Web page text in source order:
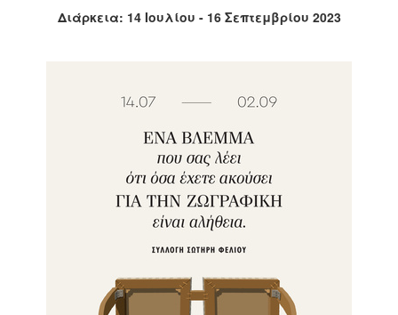
Διάρκεια: 14 Ιουλίου - 16 Σεπτεμβρίου 2023